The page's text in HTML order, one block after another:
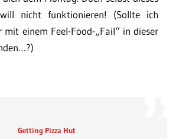
will nicht funktionieren! (Sollte ich
einem Feel-Food-„Fail“ in dieser
Getting Pizza Hut